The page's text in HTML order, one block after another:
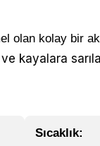
olan kolay bir
kayalara
Sıcaklık: